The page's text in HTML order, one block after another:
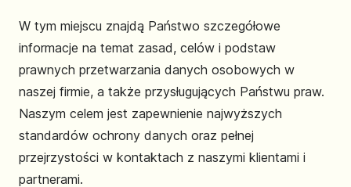
W tym miejscu znajdą Państwo szczegółowe
informacje na temat zasad, celów i podstaw
prawnych przetwarzania danych osobowych w
naszej firmie, a także przysługujących Państwu praw.
Naszym celem jest zapewnienie najwyższych
standardów ochrony danych oraz pełnej
przejrzystości w kontaktach z naszymi klientami i
partnerami.